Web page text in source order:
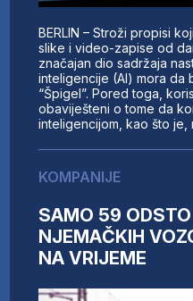
BERLIN – Stroži propisi
slike i video-zapise od
značajan dio sadržaja
inteligencije (AI) mora da
“Špigel”. Pored toga,
obaviješteni o tome da
inteligencijom, kao što
KOMPANIJE
SAMO 59 ODSTO
NJEMAČKIH
NA VRIJEME